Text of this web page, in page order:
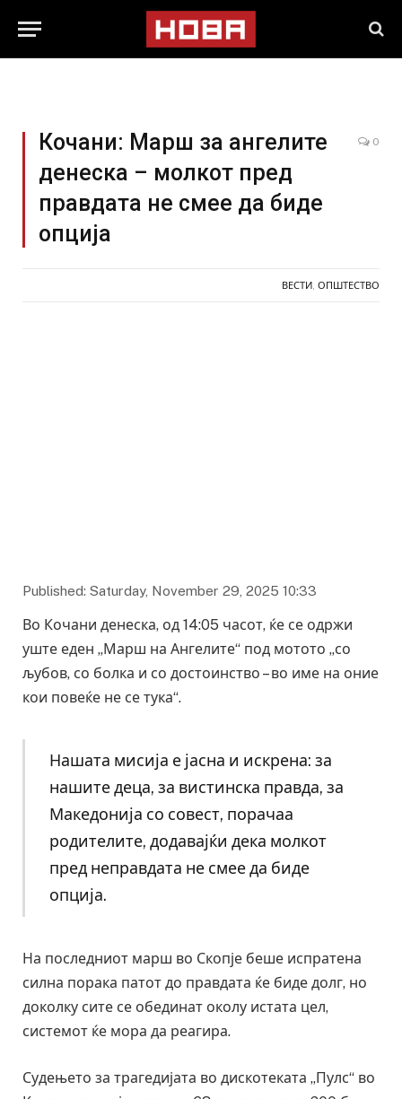
Кочани: Марш за ангелите
денеска – молкот пред
правдата не смее да биде
опција
0
ВЕСТИ ОПШТЕСТВО
Published: Saturday, November 29, 2025 10:33
Во Кочани денеска, од 14:05 часот, ќе се одржи
уште еден „Марш на Ангелите“ под мотото „со
љубов, со болка и со достоинство – во име на оние
кои повеќе не се тука“.
Нашата мисија е јасна и искрена: за
нашите деца, за вистинска правда, за
Македонија со совест, порачаа
родителите, додавајќи дека молкот
пред неправдата не смее да биде
опција.
На последниот марш во Скопје беше испратена
силна порака патот до правдата ќе биде долг, но
доколку сите се обединат околу истата цел,
системот ќе мора да реагира.
Судењето за трагедијата во дискотеката „Пулс“ во